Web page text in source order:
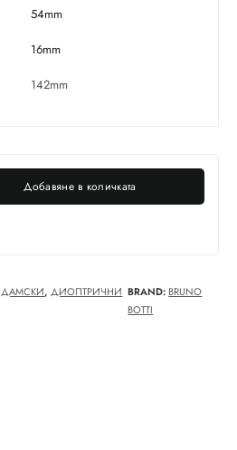
54mm
16mm
142mm
Добавяне в количката
ДАМСКИ,ДИОПТРИЧНИ BRAND: BRUNO
BOTTI